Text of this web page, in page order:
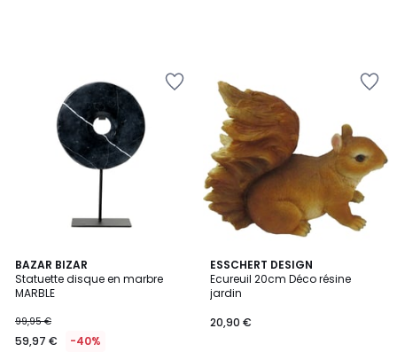
BAZAR BIZAR
Statuette disque en marbre
MARBLE
99,95 €
59,97 € -40%
ESSCHERT DESIGN
Ecureuil 20cm Déco résine
jardin
20,90 €